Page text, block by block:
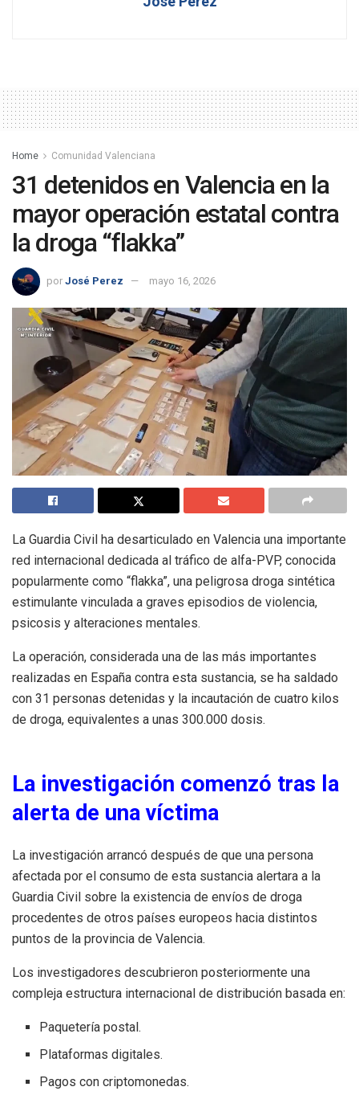
Home Comunidad Valenciana
31 detenidos en Valencia en la
mayor operación estatal contra
la droga “flakka”
por José Perez mayo 16, 2026
La Guardia Civil ha desarticulado en Valencia una importante
red internacional dedicada al tráfico de alfa-PVP, conocida
popularmente como “flakka”, una peligrosa droga sintética
estimulante vinculada a graves episodios de violencia,
psicosis y alteraciones mentales.
La operación, considerada una de las más importantes
realizadas en España contra esta sustancia, se ha saldado
con 31 personas detenidas y la incautación de cuatro kilos
de droga, equivalentes a unas 300.000 dosis.
La investigación comenzó tras la
alerta de una víctima
La investigación arrancó después de que una persona
afectada por el consumo de esta sustancia alertara a la
Guardia Civil sobre la existencia de envíos de droga
procedentes de otros países europeos hacia distintos
puntos de la provincia de Valencia.
Los investigadores descubrieron posteriormente una
compleja estructura internacional de distribución basada en:
Paquetería postal.
Plataformas digitales.
Pagos con criptomonedas.